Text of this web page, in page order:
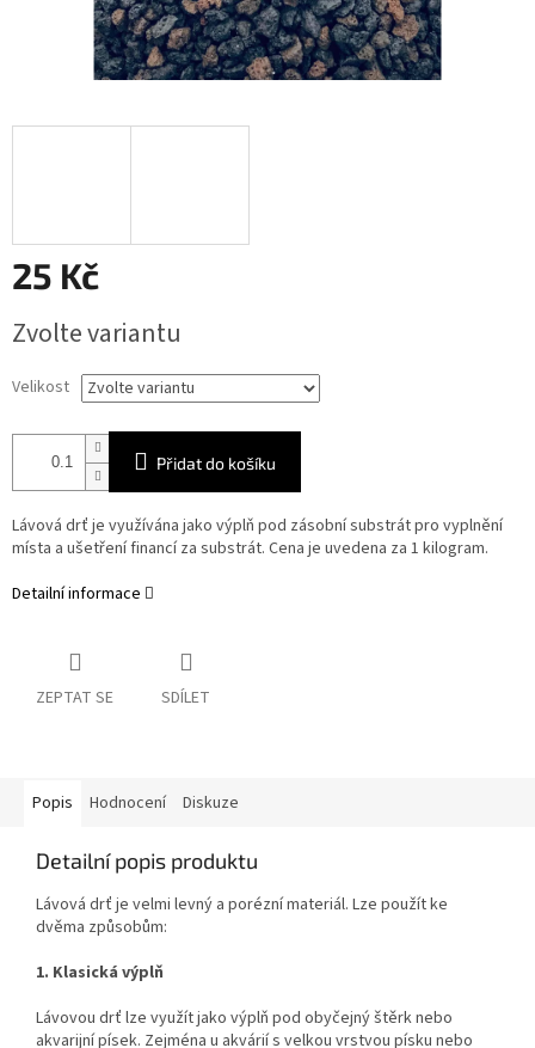
25 Kč
cena:
Zvolte variantu
Velikost
Přidat do košíku
Lávová drť je využívána jako výplň pod zásobní substrát pro vyplnění
místa a ušetření financí za substrát. Cena je uvedena za 1 kilogram.
Detailní informace
ZEPTAT SE SDÍLET
Popis Hodnocení Diskuze
Detailní popis produktu
Lávová drť je velmi levný a porézní materiál. Lze použít ke
dvěma způsobům:
1. Klasická výplň
Lávovou drť lze využít jako výplň pod obyčejný štěrk nebo
akvarijní písek. Zejména u akvárií s velkou vrstvou písku nebo